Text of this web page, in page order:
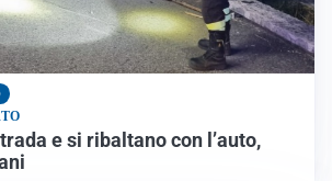
e si ribaltano con l’auto,